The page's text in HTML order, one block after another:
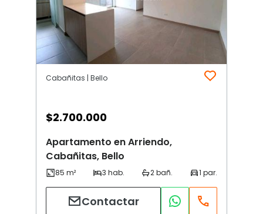
Cabañitas | Bello
$2.700.000
Apartamento en Arriendo,
Cabañitas, Bello
Contactar